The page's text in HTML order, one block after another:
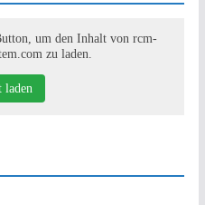
um den Inhalt von rcm-
zu laden.
laden